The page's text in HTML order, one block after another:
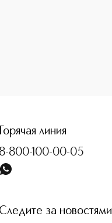
Горячая линия
8-800-100-00-05
Следите за новостями